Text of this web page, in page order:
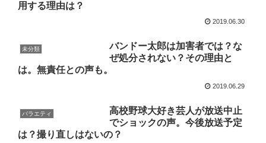
用する理由は？
2019.06.30
未分類
バンドー太郎は加害者では？な
ぜ処分されない？その理由と
は。無責任との声も。
2019.06.29
バラエティ
高校野球大好き芸人が放送中止
でショックの声。今後放送予定
は？撮り直しはないの？